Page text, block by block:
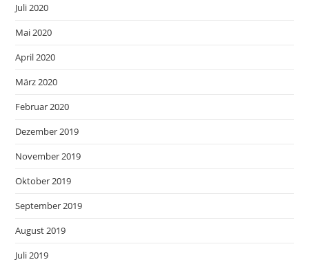
Juli 2020
Mai 2020
April 2020
März 2020
Februar 2020
Dezember 2019
November 2019
Oktober 2019
September 2019
August 2019
Juli 2019